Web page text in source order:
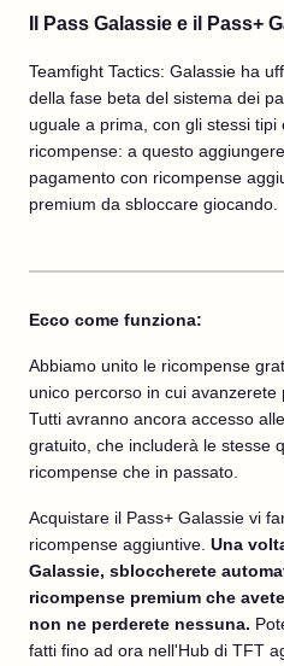
Il Pass Galassie e il Pass+
Teamfight Tactics: Galassie ha
della fase beta del sistema dei
uguale a prima, con gli stessi
ricompense: a questo
pagamento con ricompense
premium da sbloccare giocando.
Ecco come funziona:
Abbiamo unito le ricompense
unico percorso in cui avanzerete
Tutti avranno ancora accesso
gratuito, che includerà le stesse
ricompense che in passato.
Acquistare il Pass+ Galassie vi
ricompense aggiuntive. Una
Galassie, sbloccherete
ricompense premium che
non ne perderete nessuna.
fatti fino ad ora nell'Hub di TFT